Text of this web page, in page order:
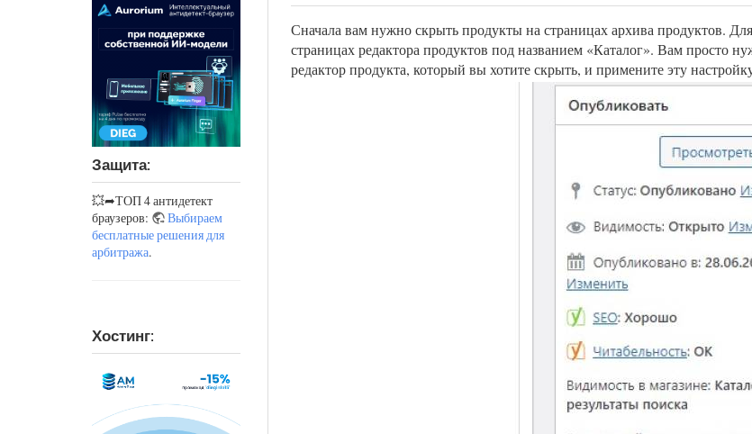
Защита:
💥➦ТОП 4 антидетект
браузеров:
Выбираем
бесплатные решения для
арбитража.
Хостинг:
Сначала вам нужно скрыть продукты на страницах архива продуктов.
страницах редактора продуктов под названием «Каталог». Вам просто
редактор продукта, который вы хотите скрыть, и примените эту